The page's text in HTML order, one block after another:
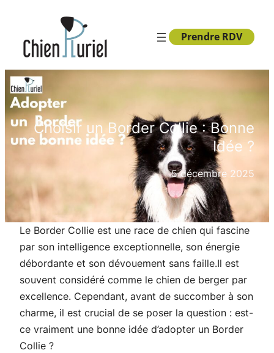
contenu
Prendre RDV
Choisir un Border Collie : Bonne
Idée ?
5 décembre 2025
Le Border Collie est une race de chien qui fascine
par son intelligence exceptionnelle, son énergie
débordante et son dévouement sans faille.Il est
souvent considéré comme le chien de berger par
excellence. Cependant, avant de succomber à son
charme, il est crucial de se poser la question : est-
ce vraiment une bonne idée d’adopter un Border
Collie ?